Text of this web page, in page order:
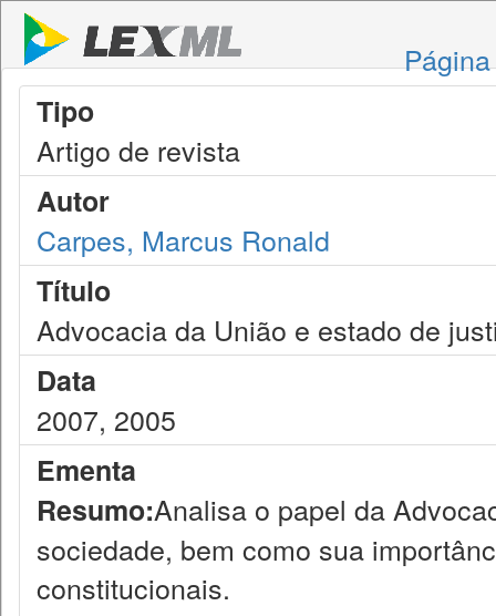
Tipo
Artigo de revista
Autor
Carpes, Marcus Ronald
Título
Advocacia da União e estado de
Data
2007, 2005
Ementa
Resumo:Analisa o papel da
sociedade, bem como sua
constitucionais.